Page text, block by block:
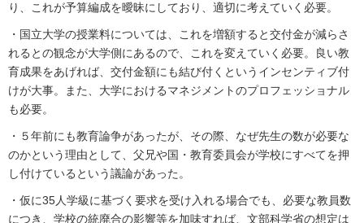
り、これが予算編成を曖昧にしており、適切に考えていく必要。
・国立大学の授業料については、これを増額すると交付金が減らさ
れるとの観念が大学側にあるので、これを変えていく必要。良い教
育成果をあげれば、交付金額にも結び付くというインセンティブ付
けが大事。また、大学におけるマネジメントのプロフェッショナル
も必要。
・５年前にも教育論争があったが、その際、なぜ先生の数が必要な
のかという理由として、父兄や国・教育委員会が学校にすべてを押
し付けているという議論があった。
・仮に35人学級に基づく要求を受け入れる場合でも、必要な教員数
につき、学校の統廃合の影響等を加味すれば、文部科学省の想定は